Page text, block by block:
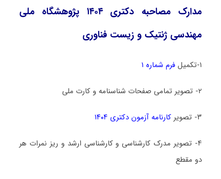
مدارک مصاحبه دکتری ۱۴۰۴ پژوهشگاه ملی
مهندسی ژنتیک و زیست فناوری
۱-تکمیل فرم شماره ۱
۲- تصویر تمامی صفحات شناسنامه و کارت ملی
۳- تصویر کارنامه آزمون دکتری ۱۴۰۴
۴- تصویر مدرک کارشناسی و کارشناسی ارشد و ریز نمرات هر
دو مقطع